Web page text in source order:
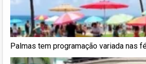
Palmas tem programação variada nas